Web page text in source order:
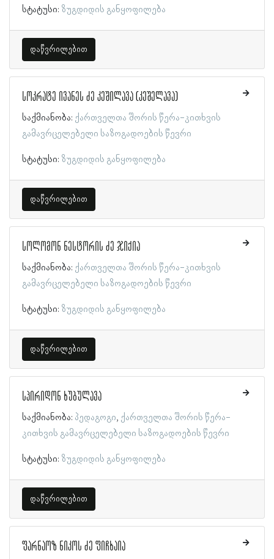
სტატუსი: ზუგდიდის განყოფილება
დაწვრილებით
სოკრატე ივანეს ძე კეშილავა (კეშელავა)
საქმიანობა: ქართველთა შორის წერა-კითხვის
გამავრცელებელი საზოგადოების წევრი
სტატუსი: ზუგდიდის განყოფილება
დაწვრილებით
სოლომონ ნესტორის ძე ჯიქია
საქმიანობა: ქართველთა შორის წერა-კითხვის
გამავრცელებელი საზოგადოების წევრი
სტატუსი: ზუგდიდის განყოფილება
დაწვრილებით
სპირიდონ ხუბულავა
საქმიანობა: პედაგოგი ქართველთა შორის წერა-
კითხვის გამავრცელებელი საზოგადოების წევრი
სტატუსი: ზუგდიდის განყოფილება
დაწვრილებით
ფარნაოზ ნიკოს ძე ფიჩხაია